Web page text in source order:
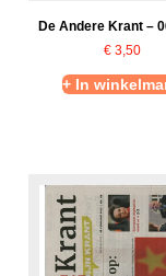
De Andere Krant –
€ 3,50
+ In